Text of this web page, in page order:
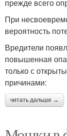
прежде всего
При
вероятность
Вредители
повышенная
только с
причинами:
читать дальше →